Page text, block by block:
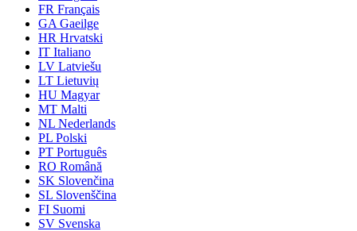
FR Français
GA Gaeilge
HR Hrvatski
IT Italiano
LV Latviešu
LT Lietuvių
HU Magyar
MT Malti
NL Nederlands
PL Polski
PT Português
RO Română
SK Slovenčina
SL Slovenščina
FI Suomi
SV Svenska